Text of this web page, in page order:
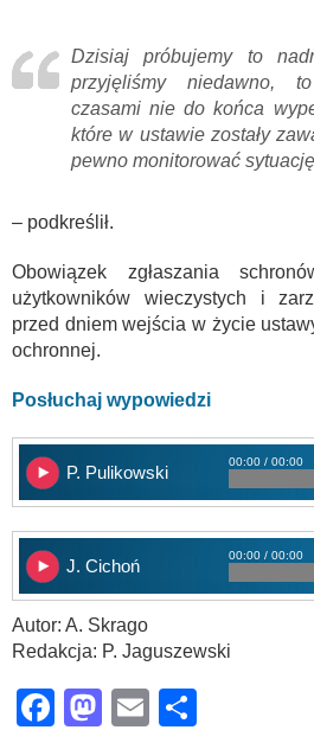
Dzisiaj próbujemy to
przyjęliśmy niedawno,
czasami nie do końca
które w ustawie zostały
pewno monitorować sytuację
– podkreślił.
Obowiązek zgłaszania
użytkowników wieczystych i
przed dniem wejścia w życie
ochronnej.
Posłuchaj wypowiedzi
P. Pulikowski
00:00 / 00:00
J. Cichoń
00:00 / 00:00
Autor: A. Skrago
Redakcja: P. Jaguszewski
Facebook
Mastodon
Email